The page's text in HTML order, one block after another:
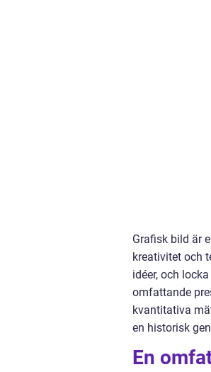
Grafisk bild är
kreativitet och
idéer, och
omfattande
kvantitativa
en historisk
En